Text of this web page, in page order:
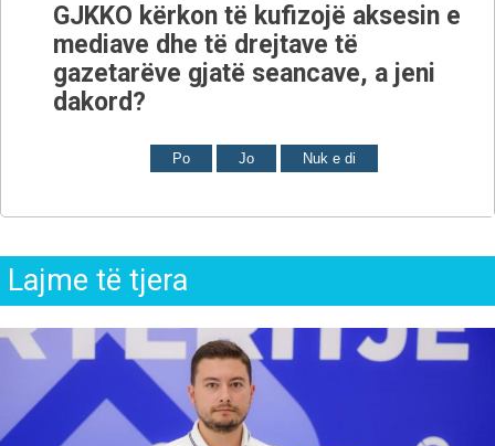
GJKKO kërkon të kufizojë aksesin e
mediave dhe të drejtave të
gazetarëve gjatë seancave, a jeni
dakord?
Po Jo Nuk e di
Lajme të tjera